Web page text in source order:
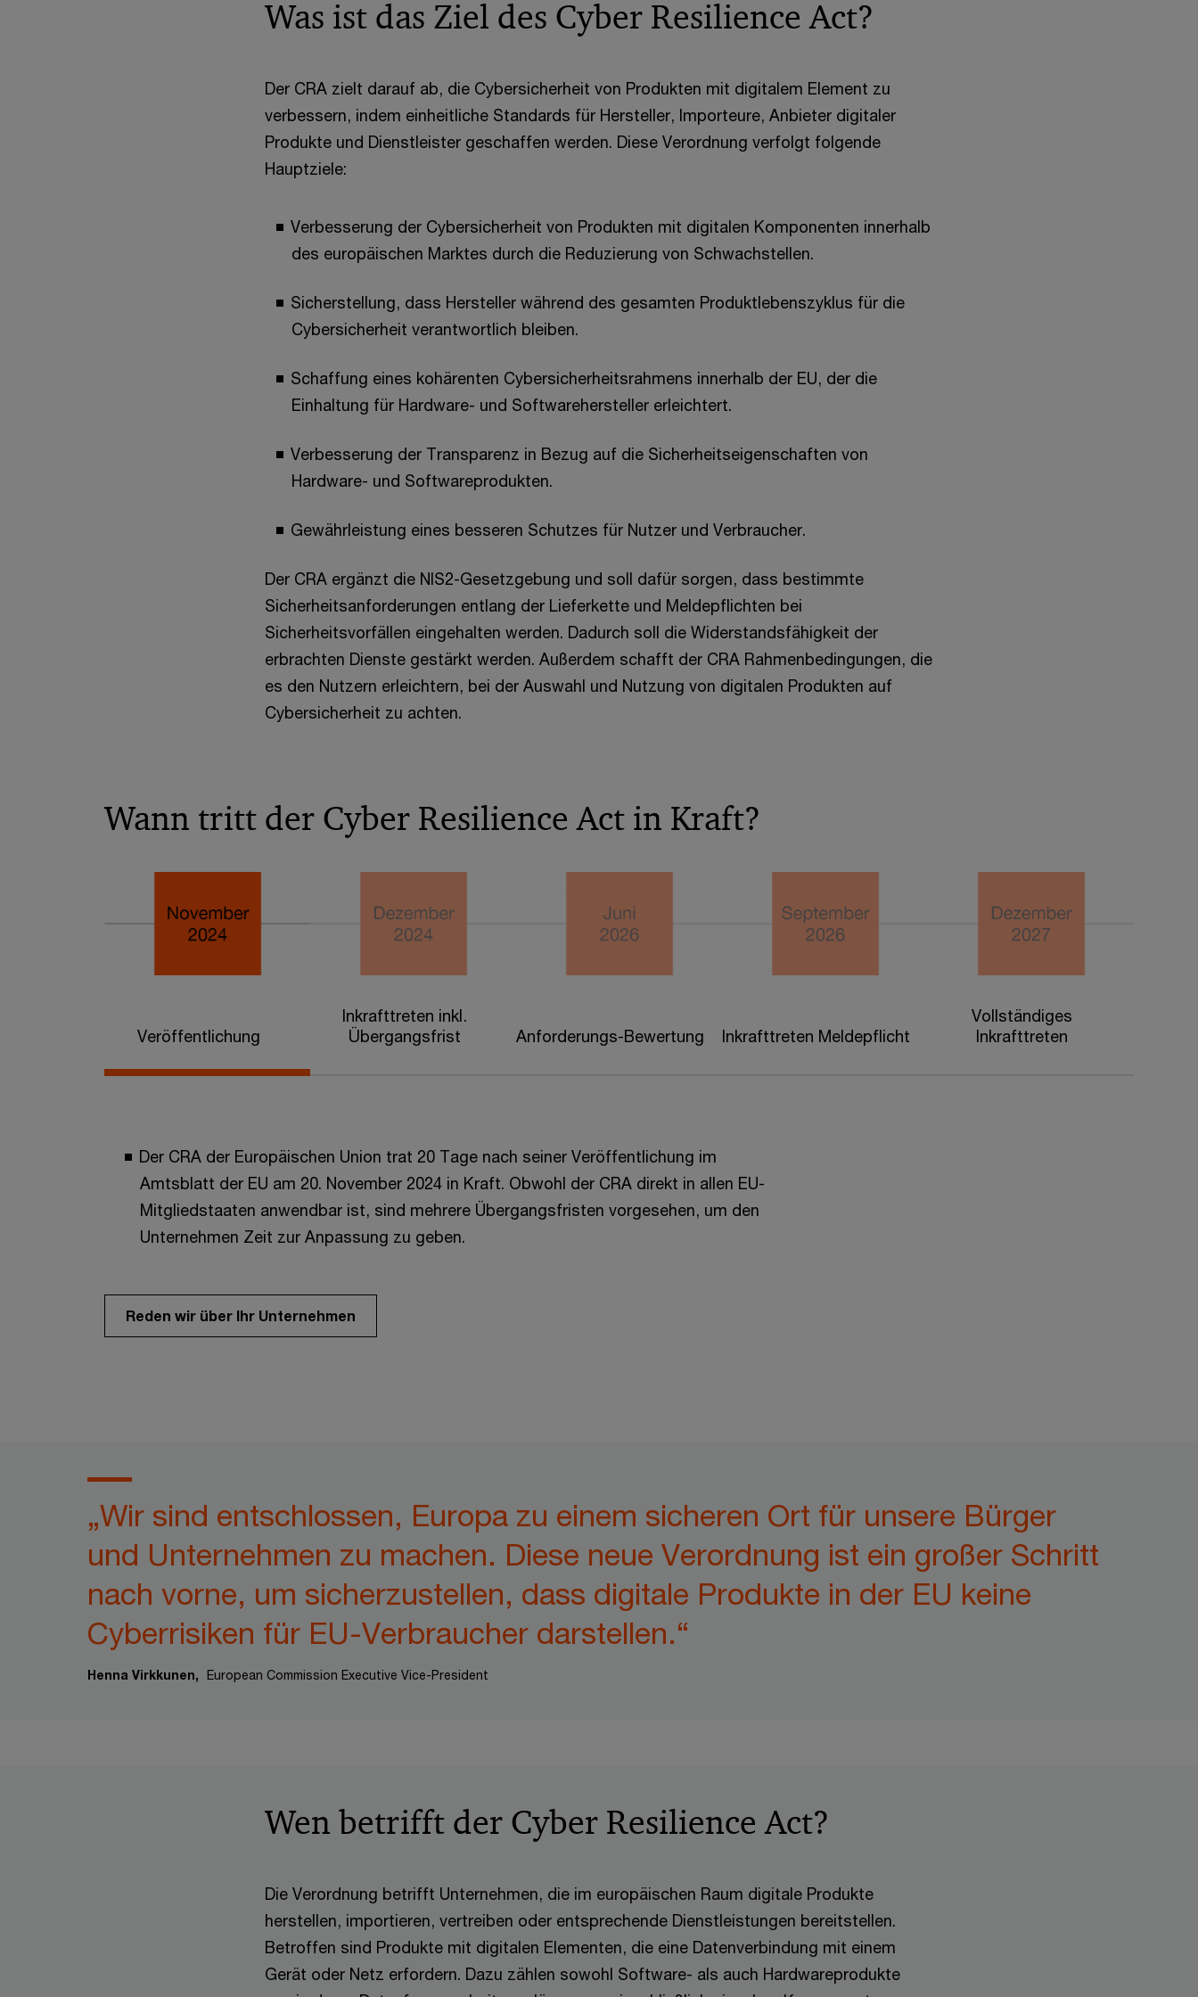
Was ist das Ziel des Cyber Resilience Act?
Der CRA zielt darauf ab, die Cybersicherheit von Produkten mit digitalem Element zu
verbessern, indem einheitliche Standards für Hersteller, Importeure, Anbieter digitaler
Produkte und Dienstleister geschaffen werden. Diese Verordnung verfolgt folgende
Hauptziele:
Verbesserung der Cybersicherheit von Produkten mit digitalen Komponenten innerhalb
des europäischen Marktes durch die Reduzierung von Schwachstellen.
Sicherstellung, dass Hersteller während des gesamten Produktlebenszyklus für die
Cybersicherheit verantwortlich bleiben.
Schaffung eines kohärenten Cybersicherheitsrahmens innerhalb der EU, der die
Einhaltung für Hardware- und Softwarehersteller erleichtert.
Verbesserung der Transparenz in Bezug auf die Sicherheitseigenschaften von
Hardware- und Softwareprodukten.
Gewährleistung eines besseren Schutzes für Nutzer und Verbraucher.
Der CRA ergänzt die NIS2-Gesetzgebung und soll dafür sorgen, dass bestimmte
Sicherheitsanforderungen entlang der Lieferkette und Meldepflichten bei
Sicherheitsvorfällen eingehalten werden. Dadurch soll die Widerstandsfähigkeit der
erbrachten Dienste gestärkt werden. Außerdem schafft der CRA Rahmenbedingungen, die
es den Nutzern erleichtern, bei der Auswahl und Nutzung von digitalen Produkten auf
Cybersicherheit zu achten.
Wann tritt der Cyber Resilience Act in Kraft?
Veröffentlichung
Inkrafttreten inkl.
Übergangsfrist
Anforderungs-Bewertung Inkrafttreten Meldepflicht
Vollständiges
Inkrafttreten
Der CRA der Europäischen Union trat 20 Tage nach seiner Veröffentlichung im
Amtsblatt der EU am 20. November 2024 in Kraft. Obwohl der CRA direkt in allen EU-
Mitgliedstaaten anwendbar ist, sind mehrere Übergangsfristen vorgesehen, um den
Unternehmen Zeit zur Anpassung zu geben.
Reden wir über Ihr Unternehmen
„Wir sind entschlossen, Europa zu einem sicheren Ort für unsere Bürger
und Unternehmen zu machen. Diese neue Verordnung ist ein großer Schritt
nach vorne, um sicherzustellen, dass digitale Produkte in der EU keine
Cyberrisiken für EU-Verbraucher darstellen.“
Henna Virkkunen, European Commission Executive Vice-President
Wen betrifft der Cyber Resilience Act?
Die Verordnung betrifft Unternehmen, die im europäischen Raum digitale Produkte
herstellen, importieren, vertreiben oder entsprechende Dienstleistungen bereitstellen.
Betroffen sind Produkte mit digitalen Elementen, die eine Datenverbindung mit einem
Gerät oder Netz erfordern. Dazu zählen sowohl Software- als auch Hardwareprodukte